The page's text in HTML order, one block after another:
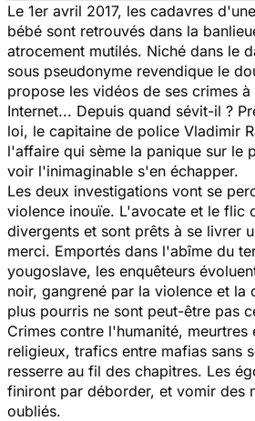
Le 1er avril 2017, les cadavres
bébé sont retrouvés dans la
atrocement mutilés. Niché dans le
sous pseudonyme revendique le
propose les vidéos de ses crimes
Internet... Depuis quand sévit-il ?
loi, le capitaine de police Vladimir
l'affaire qui sème la panique sur le
voir l'inimaginable s'en échapper.
Les deux investigations vont se
violence inouïe. L'avocate et le flic
divergents et sont prêts à se livrer
merci. Emportés dans l'abîme du
yougoslave, les enquêteurs
noir, gangrené par la violence et la
plus pourris ne sont peut-être pas
Crimes contre l'humanité, meurtres
religieux, trafics entre mafias sans
resserre au fil des chapitres. Les
finiront par déborder, et vomir des
oubliés.